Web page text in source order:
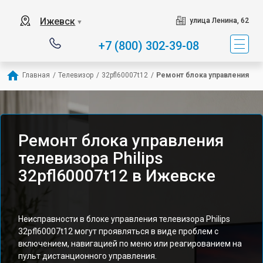
Ижевск ▼ улица Ленина, 62
+7 (800) 302-39-08
Главная / Телевизор / 32pfl60007t12 / Ремонт блока управления
Ремонт блока управления
телевизора Philips
32pfl60007t12 в Ижевске
Неисправности в блоке управления телевизора Philips
32pfl60007t12 могут проявляться в виде проблем с
включением, навигацией по меню или реагированием на
пульт дистанционного управления.